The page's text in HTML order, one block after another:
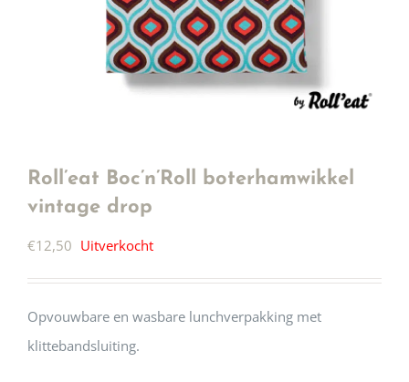
Roll’eat Boc’n’Roll boterhamwikkel
vintage drop
€12,50 Uitverkocht
Opvouwbare en wasbare lunchverpakking met
klittebandsluiting.